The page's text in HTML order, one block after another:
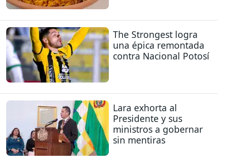
The Strongest logra
una épica remontada
contra Nacional Potosí
Lara exhorta al
Presidente y sus
ministros a gobernar
sin mentiras